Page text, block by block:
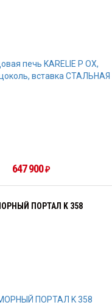
647 900 ₽
ПОРТАЛ K 358